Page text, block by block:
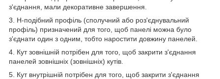
з'єднання, мали декоративне завершення.
3. Н-подібний профіль (сполучний або роз'єднувальний
профіль) призначений для того, щоб панелі можна було
з'єднати один з одним, тобто наростити довжину панелей.
4. Кут зовнішній потрібен для того, щоб закрити з'єднання
панелей зовнішніх (зовнішніх) кутів.
5. Кут внутрішній потрібен для того, щоб закрити з'єднання